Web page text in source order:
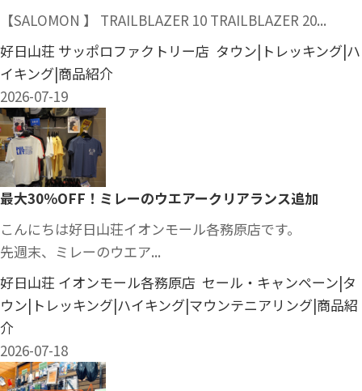
【SALOMON 】 TRAILBLAZER 10 TRAILBLAZER 20...
好日山荘 サッポロファクトリー店 タウン|トレッキング|ハ
イキング|商品紹介
2026-07-19
最大30％OFF！ミレーのウエアークリアランス追加
こんにちは好日山荘イオンモール各務原店です。
先週末、ミレーのウエア...
好日山荘 イオンモール各務原店 セール・キャンペーン|タ
ウン|トレッキング|ハイキング|マウンテニアリング|商品紹
介
2026-07-18